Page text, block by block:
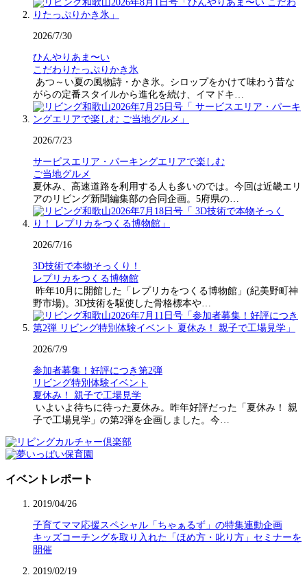
2026/7/30
ひんやりあま〜い
こだわりたっぷりかき氷
あつ～い夏の風物詩・かき氷。シロップをかけて味わう昔な
がらの定番スタイルから進化を続け、イマドキ…
2026/7/23
サービスエリア・パーキングエリアで楽しむ
ご当地グルメ
夏休み、高速道路を利用する人も多いのでは。今回は近畿エリ
アのリビング新聞編集部の合同企画。5府県の…
2026/7/16
3D技術で本物そっくり！
レプリカをつくる博物館
昨年10月に開館した「レプリカをつくる博物館」(紀美野町神
野市場)。3D技術を駆使した骨格標本や…
2026/7/9
参加者募集！好評につき第2弾
リビング特別体験イベント
夏休み！ 親子で工場見学
いよいよ待ちに待った夏休み。昨年好評だった「夏休み！ 親
子で工場見学」の第2弾を企画しました。今…
イベントレポート
2019/04/26
子育てママ応援スペシャル「ちゃぁるず」の特集連動企画
キッズコーチングを取り入れた「ほめ方・叱り方」セミナーを
開催
2019/02/19